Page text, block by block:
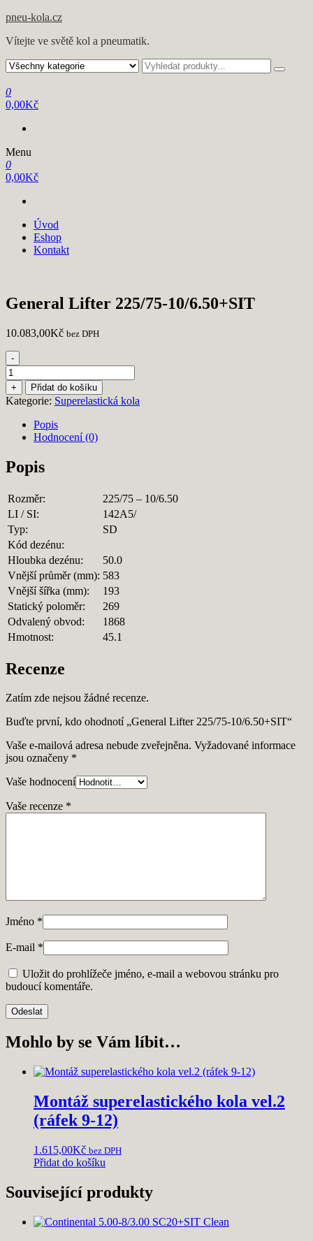
pneu-kola.cz
Vítejte ve světě kol a pneumatik.
0
0,00Kč
Menu
0
0,00Kč
Úvod
Eshop
Kontakt
General Lifter 225/75-10/6.50+SIT
10.083,00Kč bez DPH
-
General
Lifter
225/75-
10/6.50+SIT
množství
+ Přidat do košíku
Kategorie: Superelastická kola
Popis
Hodnocení (0)
Popis
Rozměr:
225/75 – 10/6.50
LI / SI:
142A5/
Typ:
SD
Kód dezénu:
Hloubka dezénu:
50.0
Vnější průměr (mm): 583
Vnější šířka (mm):
193
Statický poloměr:
269
Odvalený obvod:
1868
Hmotnost:
45.1
Recenze
Zatím zde nejsou žádné recenze.
Buďte první, kdo ohodnotí „General Lifter 225/75-10/6.50+SIT“
Vaše e-mailová adresa nebude zveřejněna. Vyžadované informace
jsou označeny *
Vaše hodnocení
Vaše recenze *
Jméno *
E-mail *
Uložit do prohlížeče jméno, e-mail a webovou stránku pro
budoucí komentáře.
Mohlo by se Vám líbit…
Montáž superelastického kola vel.2
(ráfek 9-12)
1.615,00Kč bez DPH
Přidat do košíku
Související produkty